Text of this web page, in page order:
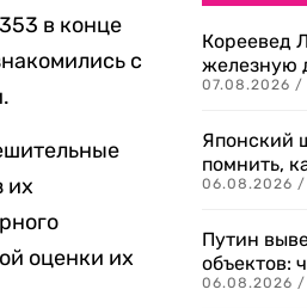
в конце
с
их
оценки их
Кореевед
железную
07.08.2026 /
Японский
помнить,
06.08.2026 /
Путин
объектов:
06.08.2026 /